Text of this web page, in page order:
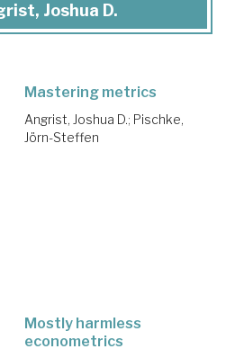
Joshua D.
Mastering metrics
Angrist, Joshua D.; Pischke,
Jörn-Steffen
Mostly harmless
econometrics